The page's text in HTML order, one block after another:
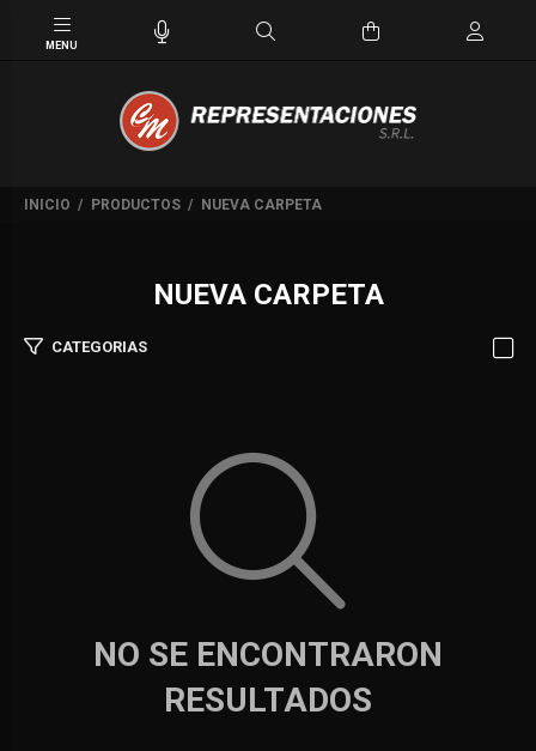
INICIO PRODUCTOS NUEVA CARPETA
NUEVA CARPETA
CATEGORIAS
NO SE ENCONTRARON
RESULTADOS